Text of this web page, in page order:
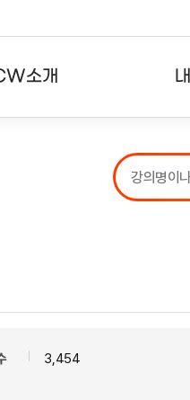
소개
강
수
3,454